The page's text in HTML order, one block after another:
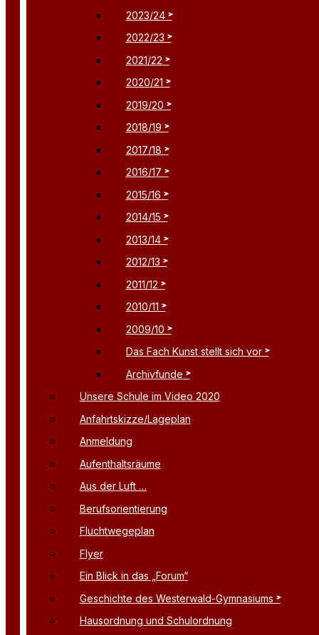
2023/24
2022/23
2021/22
2020/21
2019/20
2018/19
2017/18
2016/17
2015/16
2014/15
2013/14
2012/13
2011/12
2010/11
2009/10
Das Fach Kunst stellt sich vor
Archivfunde
Unsere Schule im Video 2020
Anfahrtskizze/Lageplan
Anmeldung
Aufenthaltsräume
Aus der Luft …
Berufsorientierung
Fluchtwegeplan
Flyer
Ein Blick in das „Forum“
Geschichte des Westerwald-Gymnasiums
Hausordnung und Schulordnung